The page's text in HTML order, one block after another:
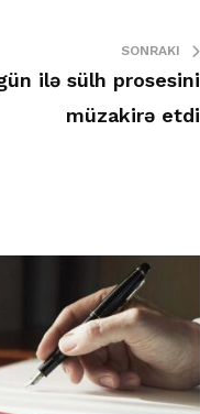
SONRAKI
ilə sülh prosesini
müzakirə etdi